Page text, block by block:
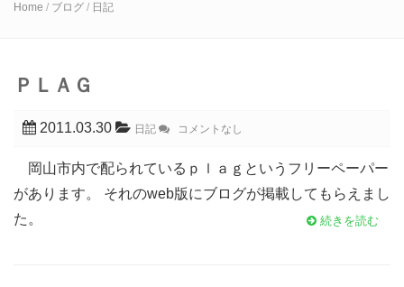
Home / ブログ / 日記
ＰＬＡＧ
2011.03.30 日記 コメントなし
岡山市内で配られているｐｌａｇというフリーペーパー
があります。 それのweb版にブログが掲載してもらえまし
た。
続きを読む